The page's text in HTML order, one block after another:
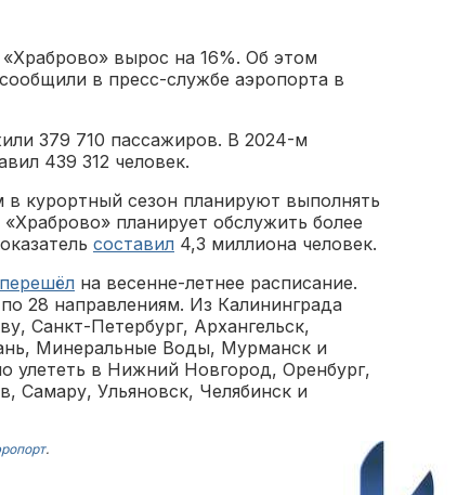
вырос на 16%. Об этом
в пресс-службе аэропорта в
379 710 пассажиров. В 2024-м
439 312 человек.
курортный сезон планируют выполнять
планирует обслужить более
составил 4,3 миллиона человек.
перешёл на весенне-летнее расписание.
28 направлениям. Из Калининграда
Санкт-Петербург, Архангельск,
Минеральные Воды, Мурманск и
улететь в Нижний Новгород, Оренбург,
Самару, Ульяновск, Челябинск и
.